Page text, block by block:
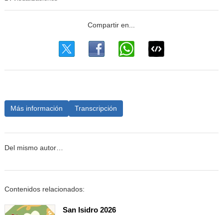
Más información Transcripción
Del mismo autor…
Contenidos relacionados:
San Isidro 2026